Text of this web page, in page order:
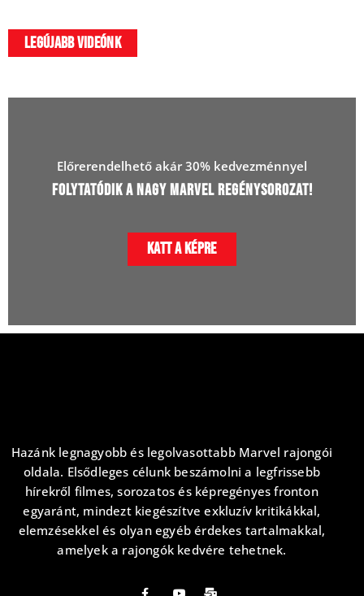
legújabb videónk
Előrerendelhető akár 30% kedvezménnyel
Folytatódik a Nagy Marvel Regénysorozat!
Katt a képre
Hazánk legnagyobb és legolvasottabb Marvel rajongói
oldala. Elsődleges célunk beszámolni a legfrissebb
hírekről filmes, sorozatos és képregényes fronton
egyaránt, mindezt kiegészítve exkluzív kritikákkal,
elemzésekkel és olyan egyéb érdekes tartalmakkal,
amelyek a rajongók kedvére tehetnek.